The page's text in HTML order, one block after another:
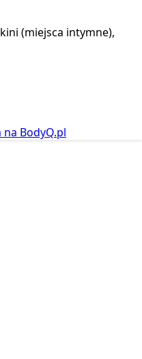
(miejsca intymne),
BodyQ.pl